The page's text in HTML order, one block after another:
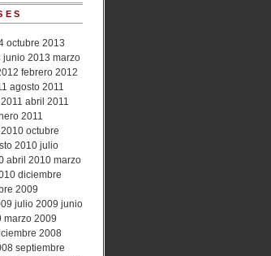
octubre 2013
junio 2013 marzo
febrero 2012
agosto 2011
abril 2011
2011
octubre
2010 julio
abril 2010 marzo
diciembre
2009
julio 2009 junio
marzo 2009
2008
septiembre